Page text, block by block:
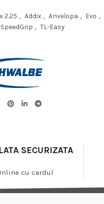
2.25 , Addix , Anvelopa , Evo ,
SpeedGrip , TL-Easy
SECURIZATA
cu cardul